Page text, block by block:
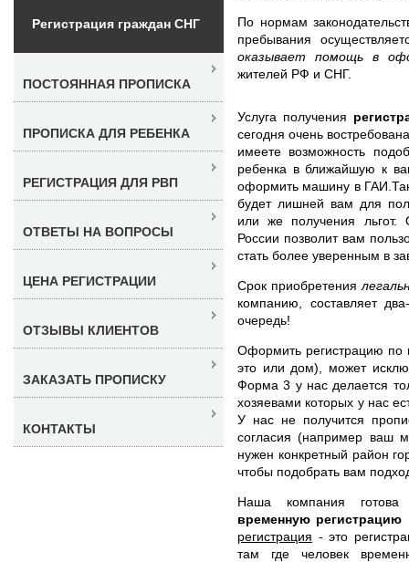
По нормам
пребывания
оказывает помощь в
жителей РФ и СНГ.
Услуга получения
сегодня очень
имеете возможность
ребенка в ближайшую к
оформить машину в
будет лишней вам для
или же получения
России позволит вам
стать более уверенным в
Срок приобретения
компанию, составляет
очередь!
Оформить регистрацию по
это или дом), может
Форма 3 у нас делается
хозяевами которых у нас
У нас не получится
согласия (например ваш
нужен конкретный район
чтобы подобрать вам
Наша компания
временную
регистрация - это
там где человек
Регистрация граждан СНГ
ПОСТОЯННАЯ ПРОПИСКА
ПРОПИСКА ДЛЯ РЕБЕНКА
РЕГИСТРАЦИЯ ДЛЯ РВП
ОТВЕТЫ НА ВОПРОСЫ
ЦЕНА РЕГИСТРАЦИИ
ОТЗЫВЫ КЛИЕНТОВ
ЗАКАЗАТЬ ПРОПИСКУ
КОНТАКТЫ